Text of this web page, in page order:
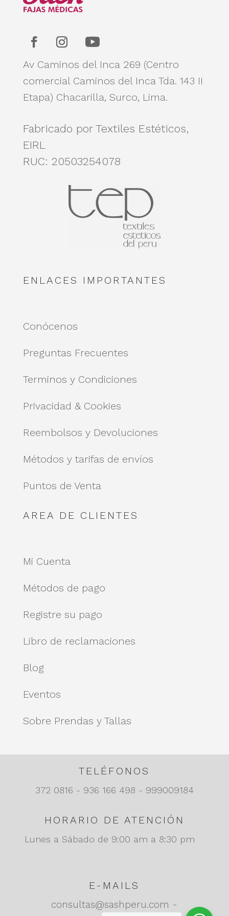
Av Caminos del Inca 269 (Centro
comercial Caminos del Inca Tda. 143 II
Etapa) Chacarilla, Surco, Lima.
Fabricado por Textiles Estéticos,
EIRL
RUC: 20503254078
ENLACES IMPORTANTES
Conócenos
Preguntas Frecuentes
Terminos y Condiciones
Privacidad & Cookies
Reembolsos y Devoluciones
Métodos y tarifas de envíos
Puntos de Venta
AREA DE CLIENTES
Mi Cuenta
Métodos de pago
Registre su pago
Libro de reclamaciones
Blog
Eventos
Sobre Prendas y Tallas
TELÉFONOS
372 0816 - 936 166 498 - 999009184
HORARIO DE ATENCIÓN
Lunes a Sábado de 9:00 am a 8:30 pm
E-MAILS
consultas@sashperu.com -